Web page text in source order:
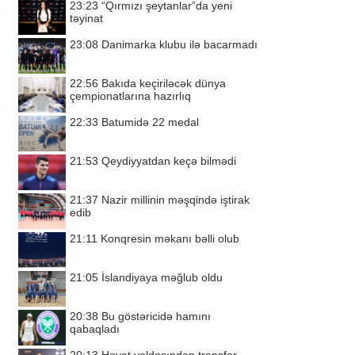
23:23 “Qırmızı şeytanlar”da yeni
təyinat
23:08 Danimarka klubu ilə bacarmadı
22:56 Bakıda keçiriləcək dünya
çempionatlarına hazırlıq
22:33 Batumidə 22 medal
21:53 Qeydiyyatdan keçə bilmədi
21:37 Nazir millinin məşqində iştirak
edib
21:11 Konqresin məkanı bəlli olub
21:05 İslandiyaya məğlub oldu
20:38 Bu göstəricidə hamını
qabaqladı